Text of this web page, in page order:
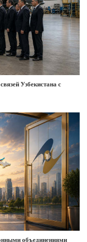
Узбекистана с
объединениями